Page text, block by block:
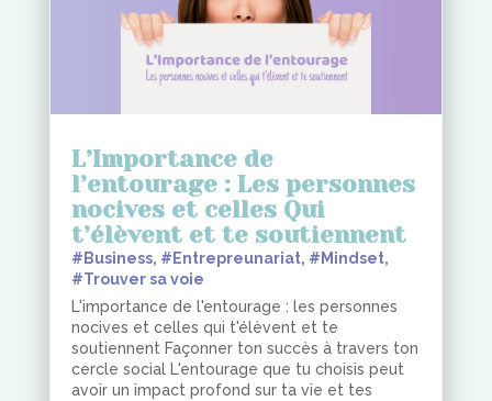
L’Importance de
l’entourage : Les personnes
nocives et celles Qui
t’élèvent et te soutiennent
#Business, #Entrepreunariat, #Mindset,
#Trouver sa voie
L'importance de l'entourage : les personnes
nocives et celles qui t'élèvent et te
soutiennent Façonner ton succès à travers ton
cercle social L'entourage que tu choisis peut
avoir un impact profond sur ta vie et tes